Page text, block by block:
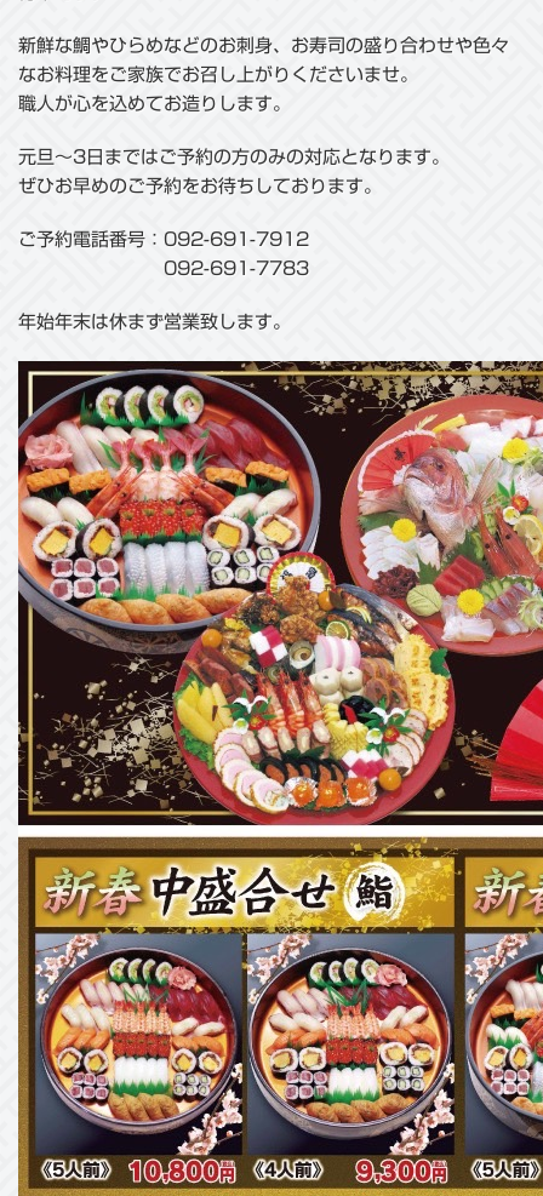
新鮮な鯛やひらめなどのお刺身、お寿司の盛り合わせや色々
なお料理をご家族でお召し上がりくださいませ。
職人が心を込めてお造りします。
元旦～3日まではご予約の方のみの対応となります。
ぜひお早めのご予約をお待ちしております。
ご予約電話番号：092-691-7912
092-691-7783
年始年末は休まず営業致します。